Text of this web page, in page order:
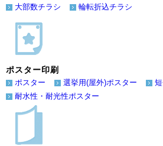
大部数チラシ
輪転折込チラシ
ポスター印刷
ポスター 選挙用(屋外)ポスター
耐水性・耐光性ポスター